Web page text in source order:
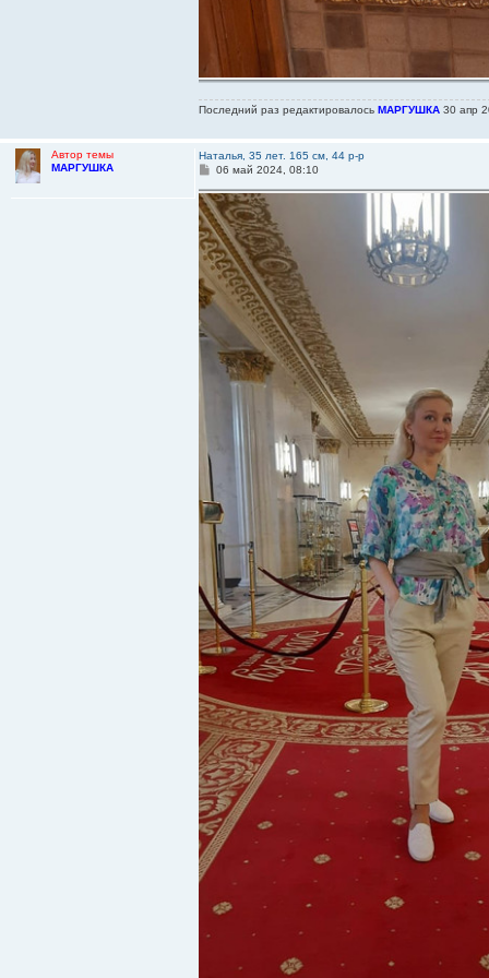
Последний раз редактировалосьМАРГУШКА 30 апр
Автор темы
МАРГУШКА
Наталья, 35 лет. 165 см, 44 р-р
С
о
б
щ
е
н
и
е
06 май 2024, 08:10